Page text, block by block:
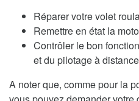
Réparer votre volet
Remettre en état la
Contrôler le bon
et du pilotage à
A noter que, comme pour la